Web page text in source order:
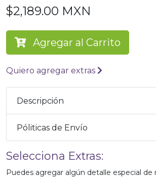
$2,189.00 MXN
Agregar al Carrito
Quiero agregar extras
Descripción
Póliticas de Envío
Selecciona Extras:
Puedes agregar algún detalle especial de